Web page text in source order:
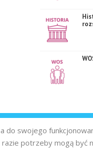
do swojego
potrzeby mogą być